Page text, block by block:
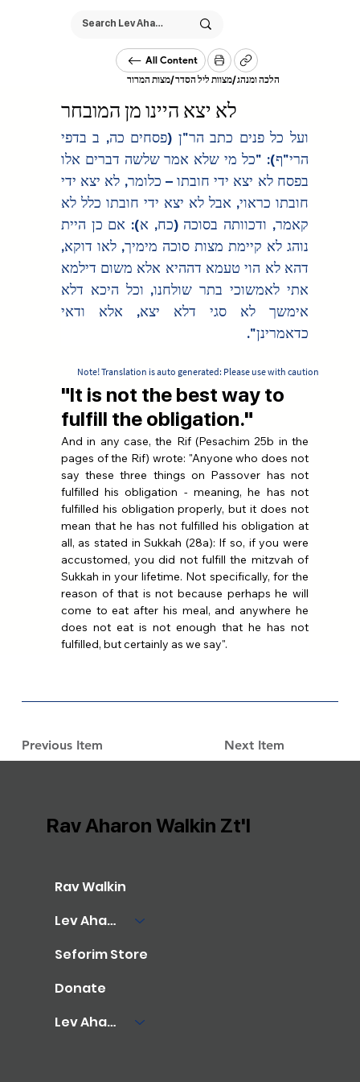
Previous Item Next Item
All Content
מצות המרור/מצוות ליל הסדר/הלכה ומנהג
לא יצא היינו מן המובחר
כדאמרינן".
Note! Translation is auto generated: Please use with caution
"It is not the best way to
fulfill the obligation."
And in any case, the Rif (Pesachim 25b in the
pages of the Rif) wrote: "Anyone who does not
say these three things on Passover has not
fulfilled his obligation - meaning, he has not
fulfilled his obligation properly, but it does not
mean that he has not fulfilled his obligation at
all, as stated in Sukkah (28a): If so, if you were
accustomed, you did not fulfill the mitzvah of
Sukkah in your lifetime. Not specifically, for the
reason of that is not because perhaps he will
come to eat after his meal, and anywhere he
does not eat is not enough that he has not
fulfilled, but certainly as we say".
Rav Walkin
Lev Aharon Library
Seforim Store
Donate
Lev Aharon Foundation
Rav Aharon Walkin Zt'l